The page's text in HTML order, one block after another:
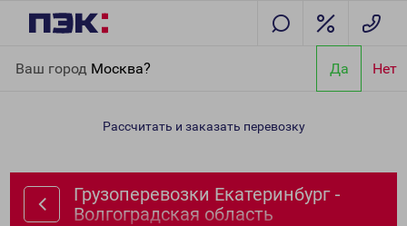
Ваш город Москва? Да Нет
Волгоградская область
Рассчитать и заказать перевозку
Грузоперевозки Екатеринбург -
Волгоградская область